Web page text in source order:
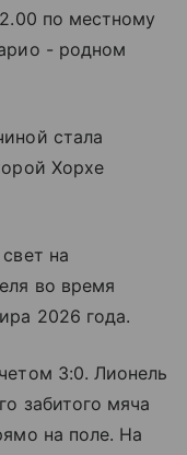
по местному
- родном
стала
Хорхе
на
во время
2026 года.
3:0. Лионель
забитого мяча
на поле. На